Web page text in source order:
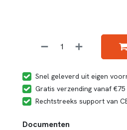
Snel geleverd uit eigen
Gratis verzending vanaf
Rechtstreeks support van
Documenten